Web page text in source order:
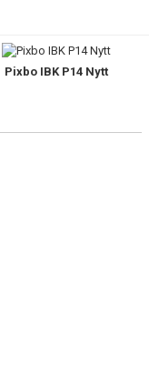
Pixbo IBK P14 Nytt